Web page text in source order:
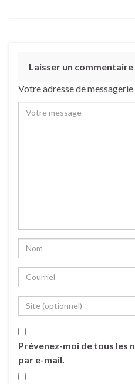
Laisser un commentaire
Votre adresse de messagerie
Prévenez-moi de tous les
par e-mail.